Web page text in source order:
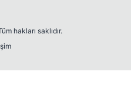
hakları saklıdır.